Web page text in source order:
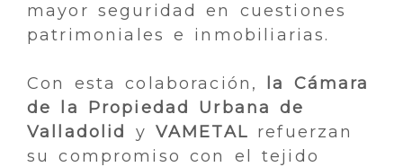
mayor seguridad en cuestiones
patrimoniales e inmobiliarias.
Con esta colaboración,
la Cámara
de la Propiedad Urbana de
Valladolid
y VAMETAL refuerzan
su compromiso con el tejido